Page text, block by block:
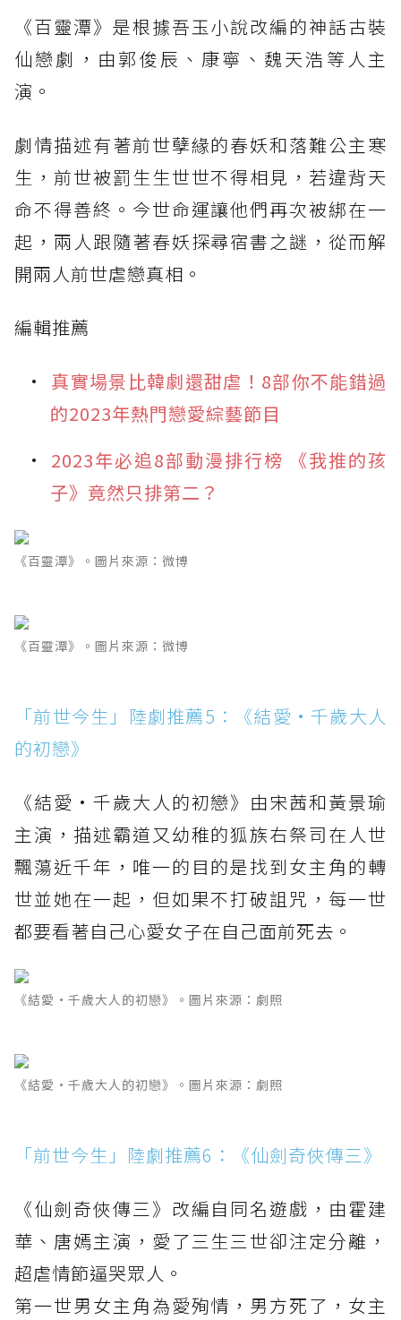
《百靈潭》是根據吾玉小說改編的神話古裝
仙戀劇，由郭俊辰、康寧、魏天浩等人主
演。
劇情描述有著前世孽緣的春妖和落難公主寒
生，前世被罰生生世世不得相見，若違背天
命不得善終。今世命運讓他們再次被綁在一
起，兩人跟隨著春妖探尋宿書之謎，從而解
開兩人前世虐戀真相。
編輯推薦
真實場景比韓劇還甜虐！8部你不能錯過
的2023年熱門戀愛綜藝節目
2023年必追8部動漫排行榜 《我推的孩
子》竟然只排第二？
《百靈潭》。圖片來源：微博
《百靈潭》。圖片來源：微博
「前世今生」陸劇推薦5：《結愛·千歲大人
的初戀》
《結愛·千歲大人的初戀》由宋茜和黃景瑜
主演，描述霸道又幼稚的狐族右祭司在人世
飄蕩近千年，唯一的目的是找到女主角的轉
世並她在一起，但如果不打破詛咒，每一世
都要看著自己心愛女子在自己面前死去。
《結愛·千歲大人的初戀》。圖片來源：劇照
《結愛·千歲大人的初戀》。圖片來源：劇照
「前世今生」陸劇推薦6：《仙劍奇俠傳三》
《仙劍奇俠傳三》改編自同名遊戲，由霍建
華、唐嫣主演，愛了三生三世卻注定分離，
超虐情節逼哭眾人。
第一世男女主角為愛殉情，男方死了，女主